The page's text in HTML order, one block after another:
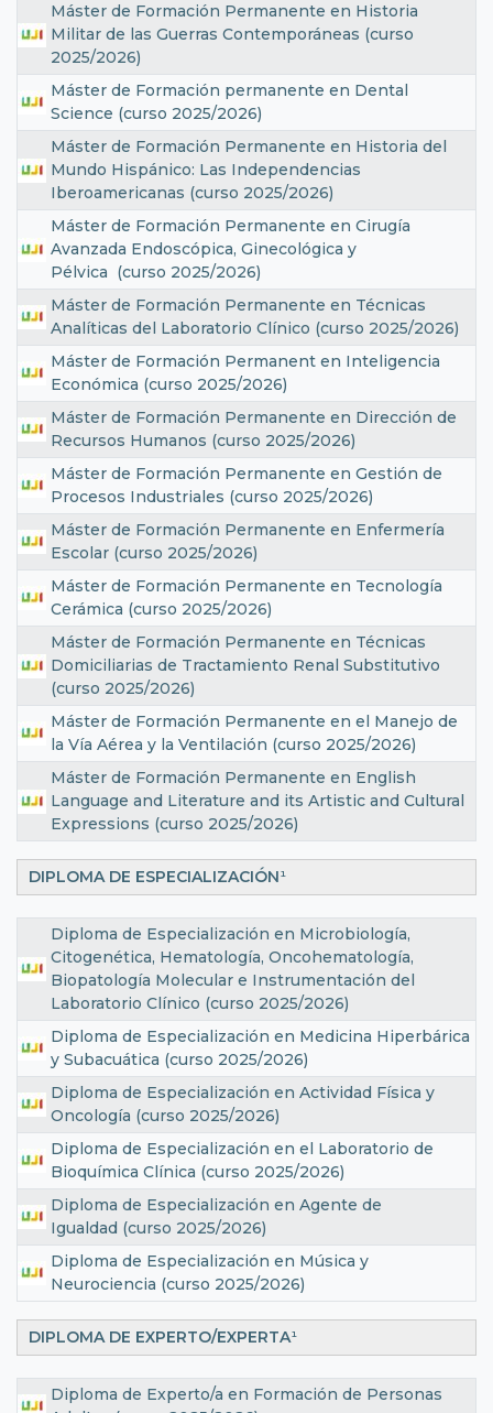
Máster de Formación Permanente en Historia
Militar de las Guerras Contemporáneas (curso
2025/2026)
Máster de Formación permanente en Dental
Science (curso 2025/2026)
Máster de Formación Permanente en Historia del
Mundo Hispánico: Las Independencias
Iberoamericanas (curso 2025/2026)
Máster de Formación Permanente en Cirugía
Avanzada Endoscópica, Ginecológica y
Pélvica (curso 2025/2026)
Máster de Formación Permanente en Técnicas
Analíticas del Laboratorio Clínico (curso 2025/2026)
Máster de Formación Permanent en Inteligencia
Económica (curso 2025/2026)
Máster de Formación Permanente en Dirección de
Recursos Humanos (curso 2025/2026)
Máster de Formación Permanente en Gestión de
Procesos Industriales (curso 2025/2026)
Máster de Formación Permanente en Enfermería
Escolar (curso 2025/2026)
Máster de Formación Permanente en Tecnología
Cerámica (curso 2025/2026)
Máster de Formación Permanente en Técnicas
Domiciliarias de Tractamiento Renal Substitutivo
(curso 2025/2026)
Máster de Formación Permanente en el Manejo de
la Vía Aérea y la Ventilación (curso 2025/2026)
Máster de Formación Permanente en English
Language and Literature and its Artistic and Cultural
Expressions (curso 2025/2026)
DIPLOMA DE ESPECIALIZACIÓN¹
Diploma de Especialización en Microbiología,
Citogenética, Hematología, Oncohematología,
Biopatología Molecular e Instrumentación del
Laboratorio Clínico (curso 2025/2026)
Diploma de Especialización en Medicina Hiperbárica
y Subacuática (curso 2025/2026)
Diploma de Especialización en Actividad Física y
Oncología (curso 2025/2026)
Diploma de Especialización en el Laboratorio de
Bioquímica Clínica (curso 2025/2026)
Diploma de Especialización en Agente de
Igualdad (curso 2025/2026)
Diploma de Especialización en Música y
Neurociencia (curso 2025/2026)
DIPLOMA DE EXPERTO/EXPERTA¹
Diploma de Experto/a en Formación de Personas